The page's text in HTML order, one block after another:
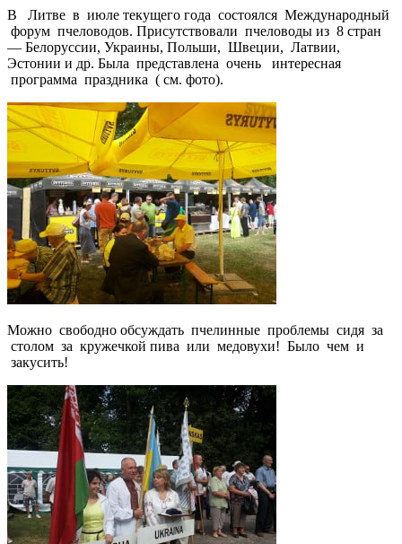
В Литве в июле текущего года состоялся Международный
форум пчеловодов. Присутствовали пчеловоды из 8 стран
— Белоруссии, Украины, Польши, Швеции, Латвии,
Эстонии и др. Была представлена очень интересная
программа праздника ( см. фото).
Можно свободно обсуждать пчелинные проблемы сидя за
столом за кружечкой пива или медовухи! Было чем и
закусить!